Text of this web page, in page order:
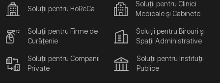
Soluții pentru HoReCa
Soluții pentru Clinici
Medicale și Cabinete
Soluții pentru Firme de
Curățenie
Soluții pentru Birouri și
Spații Administrative
Soluții pentru Companii
Private
Soluții pentru Instituții
Publice